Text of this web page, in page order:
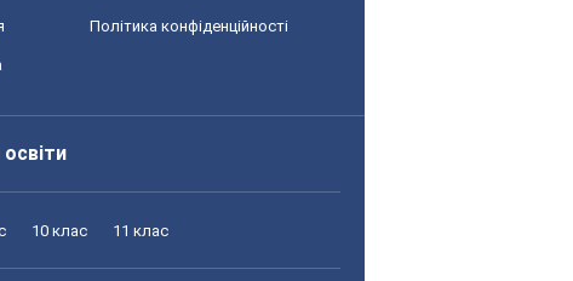
Політика конфіденційності
10 клас 11 клас